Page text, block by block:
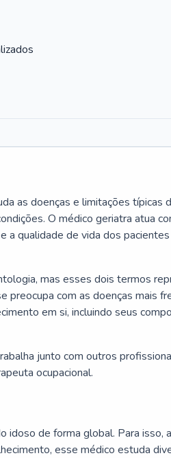
as doenças e limitações típicas
O médico geriatra atua
a qualidade de vida dos
mas esses dois termos
preocupa com as doenças mais
em si, incluindo seus
junto com outros
ocupacional.
idoso de forma global. Para isso,
esse médico estuda